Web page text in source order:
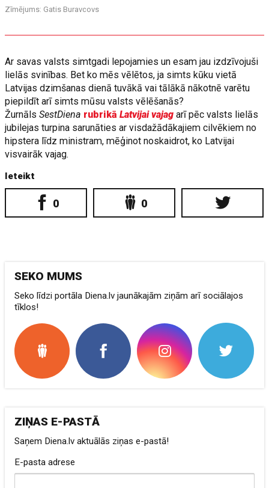
Zīmējums: Gatis Buravcovs
Ar savas valsts simtgadi lepojamies un esam jau izdzīvojuši
lielās svinības. Bet ko mēs vēlētos, ja simts kūku vietā
Latvijas dzimšanas dienā tuvākā vai tālākā nākotnē varētu
piepildīt arī simts mūsu valsts vēlēšanās?
ŽurnālsSestDiena rubrikāLatvijai vajagarī pēc valsts lielās
jubilejas turpina sarunāties ar visdažādākajiem cilvēkiem no
hipstera līdz ministram, mēģinot noskaidrot, ko Latvijai
visvairāk vajag.
Ieteikt
0 0
SEKO MUMS
Seko līdzi portāla Diena.lv jaunākajām ziņām arī sociālajos
tīklos!
ZIŅAS E-PASTĀ
Saņem Diena.lv aktuālās ziņas e-pastā!
E-pasta adrese